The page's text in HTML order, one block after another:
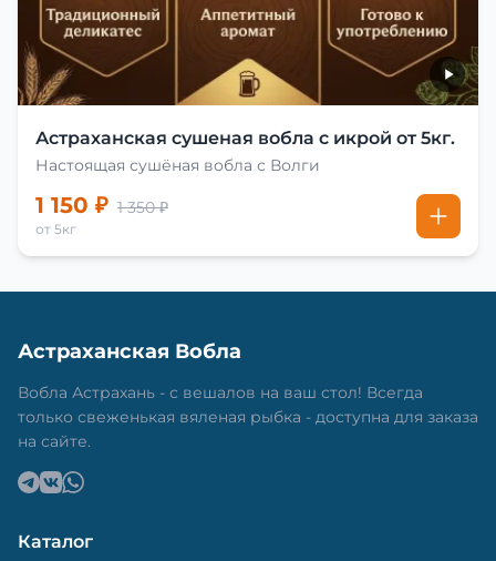
Астраханская сушеная вобла с икрой от 5кг.
Настоящая сушёная вобла с Волги
1 150 ₽ 1 350 ₽
от 5кг
Астраханская Вобла
Вобла Астрахань - с вешалов на ваш стол! Всегда
только свеженькая вяленая рыбка - доступна для заказа
на сайте.
Каталог